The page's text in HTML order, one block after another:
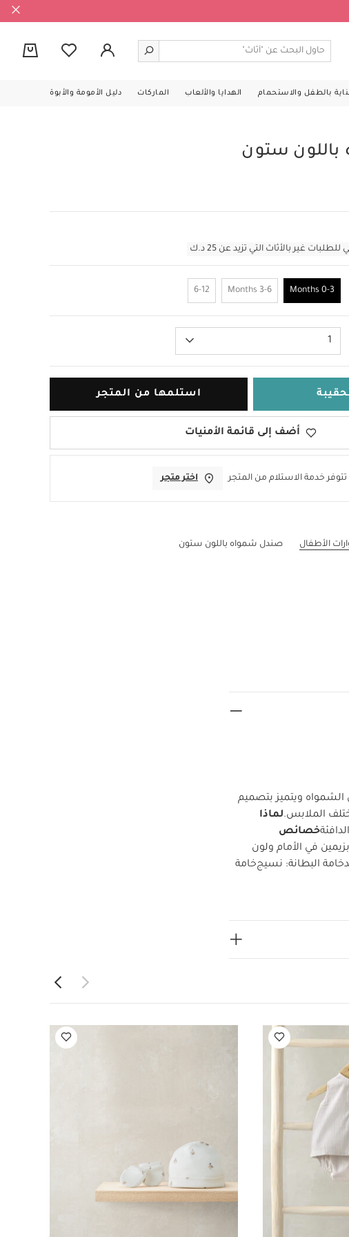
بالطفل والاستحمام الهدايا والألعاب الماركات دليل الأمومة والأبوة
ستون
غير بالأثاث التي تزيد عن 25 د.ك
0-3 Months
3-6 Months
6-12
1
استلمها من المتجر
أضف إلى قائمة الأمنيات
تتوفر خدمة الاستلام من المتجر اختر متجر
الأطفال صندل شمواه باللون ستون
الشمواه ويتميز بتصميم
الملابس.لماذا
خصائص
في الأمام ولون
خامة البطانة: نسيجخامة